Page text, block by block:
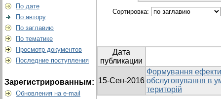
По дате
По автору
По заглавию
По тематике
Просмотр документов
Последние поступления
Зарегистрированным:
Обновления на e-mail
Сортировка:
Дата
публикации
15-Сен-2016
Формування
обслуговування в
територій